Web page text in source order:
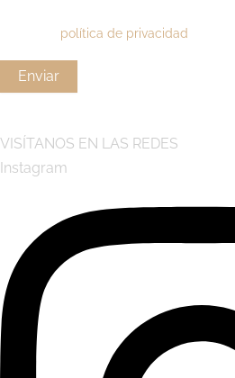
política de privacidad
VISÍTANOS EN LAS REDES
Instagram